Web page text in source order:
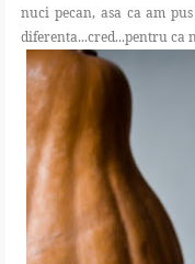
nuci pecan, asa ca am
diferenta...cred...pentru ca